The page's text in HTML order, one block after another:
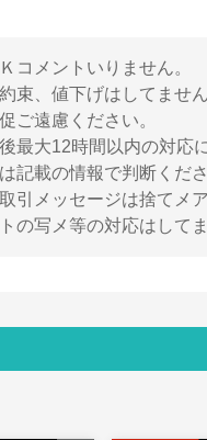
コメントいりません。
束、値下げはしてません
ご遠慮ください。
最大12時間以内の対応
記載の情報で判断くだ
引メッセージは捨てメ
の写メ等の対応はしてま